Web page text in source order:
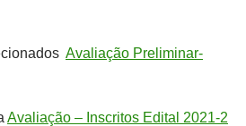
Avaliação Preliminar-
Avaliação – Inscritos Edital 2021-2